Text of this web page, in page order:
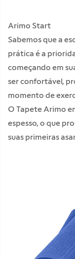
Arimo Start
Sabemos que a
prática é a
começando em
ser confortável,
momento de
O Tapete Arimo
espesso, o que
suas primeiras